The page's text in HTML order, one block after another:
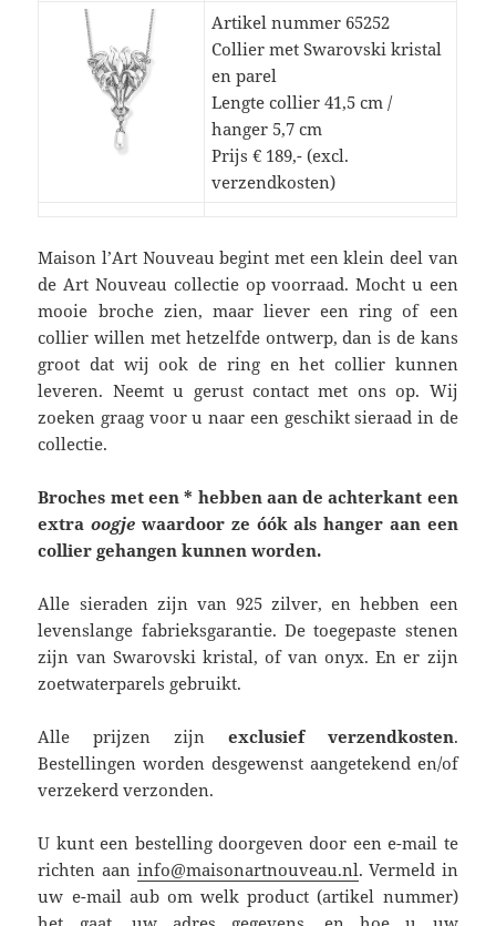
Artikel nummer 65252
Collier met Swarovski kristal
en parel
Lengte collier 41,5 cm /
hanger 5,7 cm
Prijs € 189,- (excl.
verzendkosten)
Maison l’Art Nouveau begint met een klein deel van
de Art Nouveau collectie op voorraad. Mocht u een
mooie broche zien, maar liever een ring of een
collier willen met hetzelfde ontwerp, dan is de kans
groot dat wij ook de ring en het collier kunnen
leveren. Neemt u gerust contact met ons op. Wij
zoeken graag voor u naar een geschikt sieraad in de
collectie.
Broches met een * hebben aan de achterkant een
extraoogje waardoor ze óók als hanger aan een
collier gehangen kunnen worden.
Alle sieraden zijn van 925 zilver, en hebben een
levenslange fabrieksgarantie. De toegepaste stenen
zijn van Swarovski kristal, of van onyx. En er zijn
zoetwaterparels gebruikt.
Alle prijzen zijn exclusief verzendkosten.
Bestellingen worden desgewenst aangetekend en/of
verzekerd verzonden.
U kunt een bestelling doorgeven door een e-mail te
richten aan info@maisonartnouveau.nl. Vermeld in
uw e-mail aub om welk product (artikel nummer)